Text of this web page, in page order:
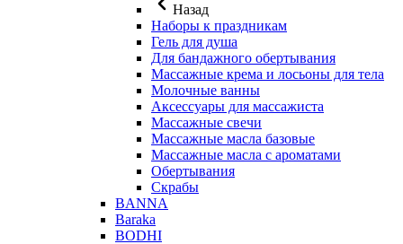
Назад
Наборы к праздникам
Гель для душа
Для бандажного обертывания
Массажные крема и лосьоны для тела
Молочные ванны
Аксессуары для массажиста
Массажные свечи
Массажные масла базовые
Массажные масла с ароматами
Обертывания
Скрабы
BANNA
Baraka
BODHI